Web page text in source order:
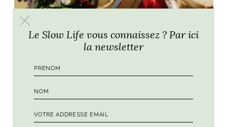
Un studio d’artiste
Le Slow Life vous connaissez ? Par ici
la newsletter